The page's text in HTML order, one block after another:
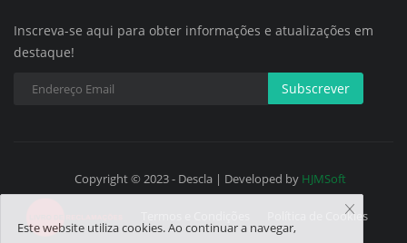
Inscreva-se aqui para obter informações e atualizações em
destaque!
Subscrever
Copyright © 2023 - Descla | Developed by HJMSoft
Política de Cookies
Este website utiliza cookies. Ao continuar a navegar,